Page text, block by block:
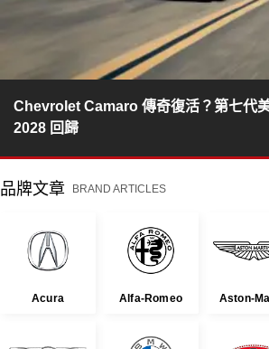
Chevrolet Camaro 傳奇復活？第七代
2028 回歸
品牌文章 BRAND ARTICLES
Acura Alfa-Romeo Aston-